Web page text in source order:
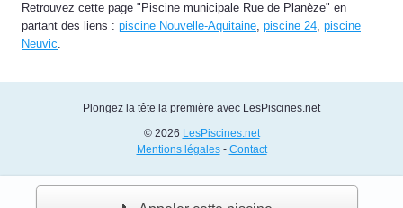
Retrouvez cette page "Piscine municipale Rue de Planèze" en
partant des liens : piscine Nouvelle-Aquitaine, piscine 24, piscine
Neuvic.
Plongez la tête la première avec LesPiscines.net
© 2026 LesPiscines.net
Mentions légales- Contact